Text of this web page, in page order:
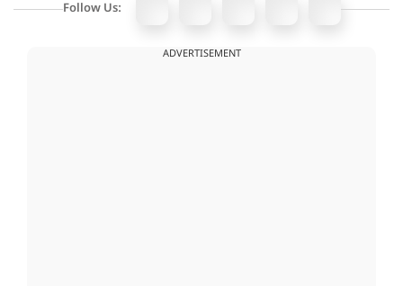
Follow Us:
ADVERTISEMENT